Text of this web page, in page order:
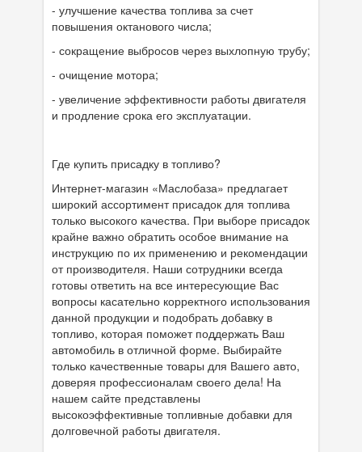
- улучшение качества топлива за счет
повышения октанового числа;
- сокращение выбросов через выхлопную трубу;
- очищение мотора;
- увеличение эффективности работы двигателя
и продление срока его эксплуатации.
Где купить присадку в топливо?
Интернет-магазин «Маслобаза» предлагает
широкий ассортимент присадок для топлива
только высокого качества. При выборе присадок
крайне важно обратить особое внимание на
инструкцию по их применению и рекомендации
от производителя. Наши сотрудники всегда
готовы ответить на все интересующие Вас
вопросы касательно корректного использования
данной продукции и подобрать добавку в
топливо, которая поможет поддержать Ваш
автомобиль в отличной форме. Выбирайте
только качественные товары для Вашего авто,
доверяя профессионалам своего дела! На
нашем сайте представлены
высокоэффективные топливные добавки для
долговечной работы двигателя.